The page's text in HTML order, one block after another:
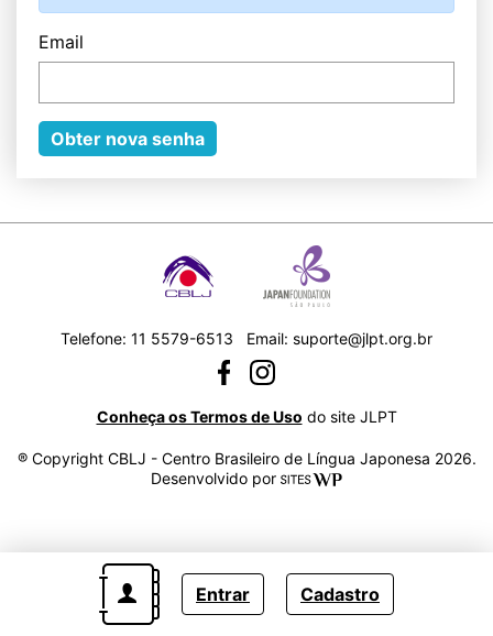
Email
Obter nova senha
Telefone: 11 5579-6513 Email: suporte@jlpt.org.br
Conheça os Termos de Uso do site JLPT
® Copyright CBLJ - Centro Brasileiro de Língua Japonesa 2026.
Desenvolvido por
Entrar Cadastro